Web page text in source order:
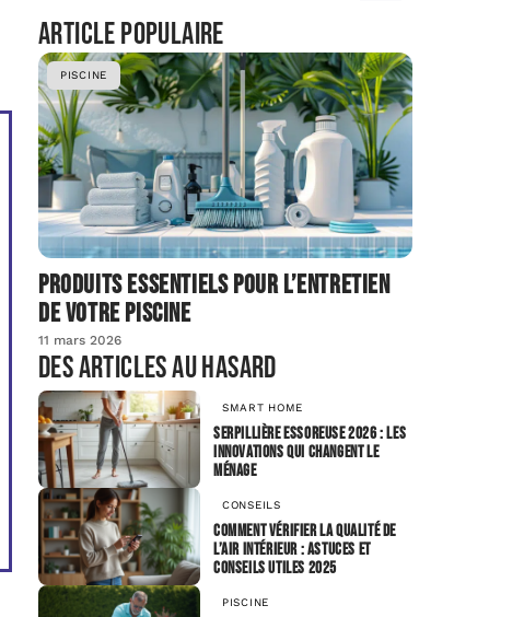
Article populaire
PISCINE
Produits essentiels pour l’entretien
de votre piscine
11 mars 2026
Des articles au hasard
SMART HOME
Serpillière Essoreuse 2026 : les
innovations qui changent le
ménage
CONSEILS
Comment vérifier la qualité de
l’air intérieur : astuces et
conseils utiles 2025
PISCINE